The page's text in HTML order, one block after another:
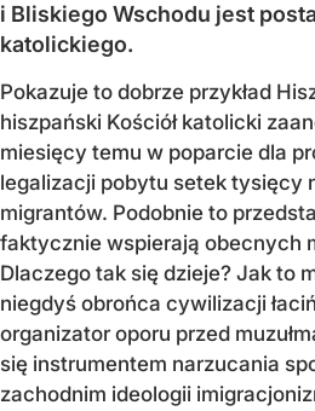
i Bliskiego Wschodu jest
katolickiego.
Pokazuje to dobrze przykład
hiszpański Kościół katolicki
miesięcy temu w poparcie dla
legalizacji pobytu setek tysięcy
migrantów. Podobnie to
faktycznie wspierają obecnych
Dlaczego tak się dzieje? Jak to
niegdyś obrońca cywilizacji
organizator oporu przed
się instrumentem narzucania
zachodnim ideologii